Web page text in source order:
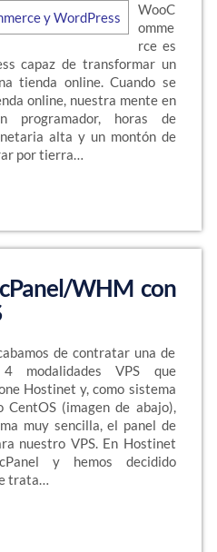
WooC
omme
rce es
capaz de transformar un
tienda online. Cuando se
online, nuestra mente en
programador, horas de
alta y un montón de
por tierra…
WHM con
de contratar una de
modalidades VPS que
Hostinet y, como sistema
CentOS (imagen de abajo),
muy sencilla, el panel de
nuestro VPS. En Hostinet
y hemos decidido
trata…